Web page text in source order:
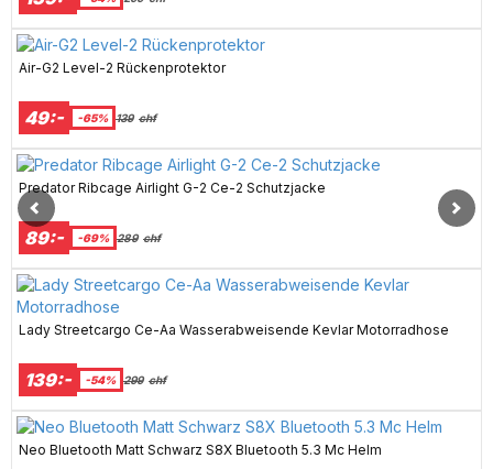
Air-G2 Level-2 Rückenprotektor
49:- -65% 139 chf
Predator Ribcage Airlight G-2 Ce-2 Schutzjacke
89:- -69% 289 chf
Lady Streetcargo Ce-Aa Wasserabweisende Kevlar Motorradhose
139:- -54% 299 chf
Neo Bluetooth Matt Schwarz S8X Bluetooth 5.3 Mc Helm